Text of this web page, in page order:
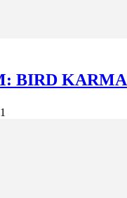
BIRD KARMA